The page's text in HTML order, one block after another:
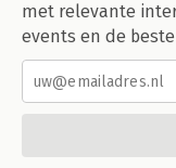
met relevante
events en de